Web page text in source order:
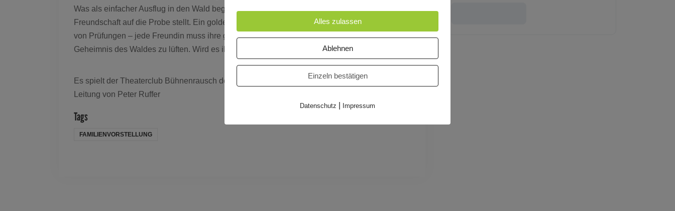
Was als einfacher Ausflug in den Wald beginnt, wird schnell zu einer Herausforderung, die ihre
Freundschaft auf die Probe stellt. Ein goldener Baum, eine rätselhafte Stimme und eine Reihe
von Prüfungen – jede Freundin muss ihre ganz eigene Stärke beweisen, um das große
Geheimnis des Waldes zu lüften. Wird es ihnen gelingen?
Es spielt der Theaterclub Bühnenrausch des Kinder- und Jugendtheaters Speyer unter der
Leitung von Peter Ruffer
Tags
FAMILIENVORSTELLUNG
Alles zulassen
Ablehnen
Einzeln bestätigen
Datenschutz Impressum